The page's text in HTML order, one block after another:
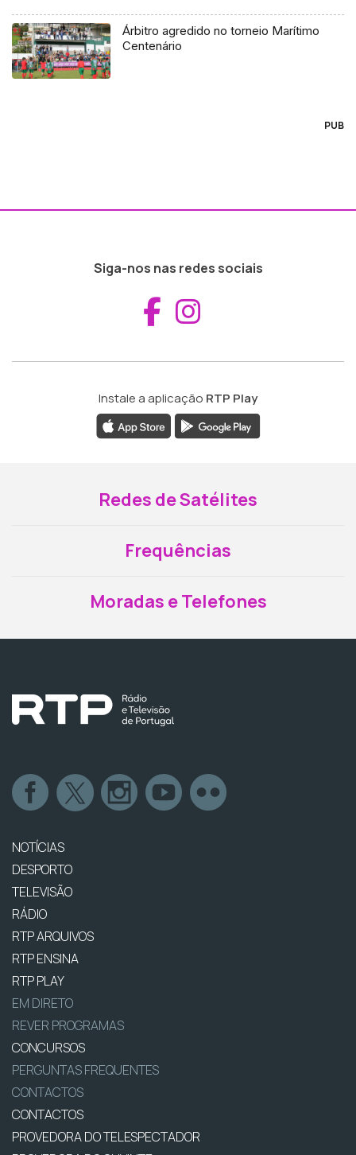
Árbitro agredido no torneio Marítimo
Centenário
PUB
Siga-nos nas redes sociais
Aceder ao
Instale a aplicação RTP Play
Redes de Satélites
Frequências
Moradas e Telefones
NOTÍCIAS
DESPORTO
TELEVISÃO
RÁDIO
RTP ARQUIVOS
RTP ENSINA
RTP PLAY
EM DIRETO
REVER PROGRAMAS
CONCURSOS
PERGUNTAS FREQUENTES
CONTACTOS
CONTACTOS
PROVEDORA DO TELESPECTADOR